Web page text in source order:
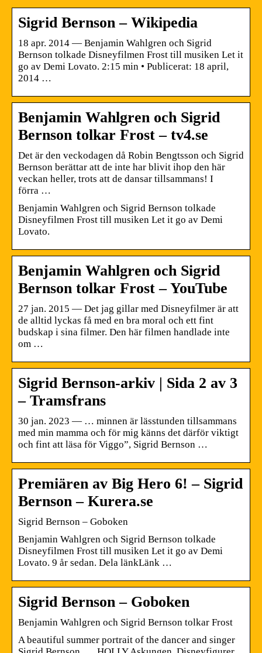
Sigrid Bernson – Wikipedia
18 apr. 2014 — Benjamin Wahlgren och Sigrid
Bernson tolkade Disneyfilmen Frost till musiken Let it
go av Demi Lovato. 2:15 min • Publicerat: 18 april,
2014 …
Benjamin Wahlgren och Sigrid
Bernson tolkar Frost – tv4.se
Det är den veckodagen då Robin Bengtsson och Sigrid
Bernson berättar att de inte har blivit ihop den här
veckan heller, trots att de dansar tillsammans! I
förra …
Benjamin Wahlgren och Sigrid Bernson tolkade
Disneyfilmen Frost till musiken Let it go av Demi
Lovato.
Benjamin Wahlgren och Sigrid
Bernson tolkar Frost – YouTube
27 jan. 2015 — Det jag gillar med Disneyfilmer är att
de alltid lyckas få med en bra moral och ett fint
budskap i sina filmer. Den här filmen handlade inte
om …
Sigrid Bernson-arkiv | Sida 2 av 3
– Tramsfrans
30 jan. 2023 — … minnen är lässtunden tillsammans
med min mamma och för mig känns det därför viktigt
och fint att läsa för Viggo”, Sigrid Bernson …
Premiären av Big Hero 6! – Sigrid
Bernson – Kurera.se
Sigrid Bernson – Goboken
Benjamin Wahlgren och Sigrid Bernson tolkade
Disneyfilmen Frost till musiken Let it go av Demi
Lovato. 9 år sedan. Dela länkLänk …
Sigrid Bernson – Goboken
Benjamin Wahlgren och Sigrid Bernson tolkar Frost
A beautiful summer portrait of the dancer and singer